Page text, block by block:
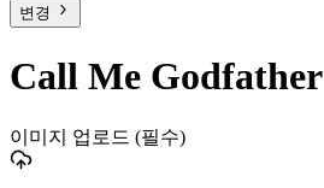
변경
Call Me Godfather
이미지 업로드 (필수)